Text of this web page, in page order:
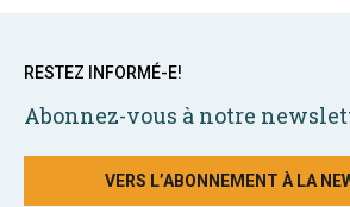
RESTEZ INFORMÉ-E!
Abonnez-vous à notre
VERS L’ABONNEMENT À LA